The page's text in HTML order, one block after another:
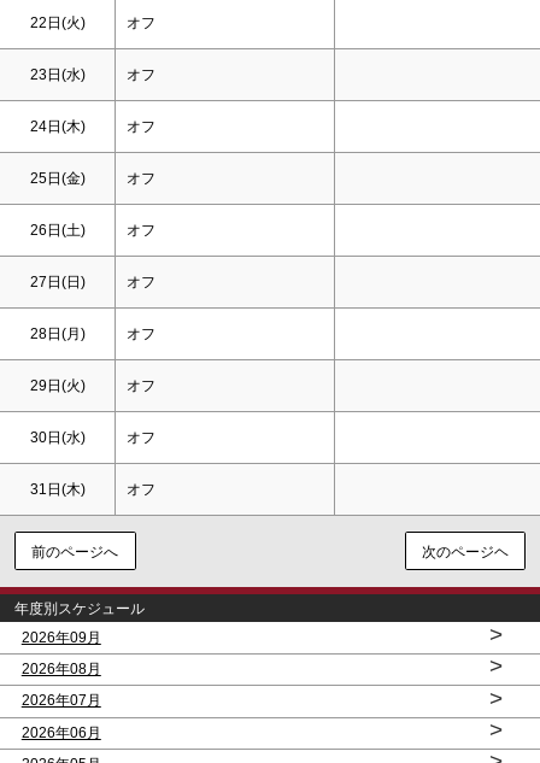
22日(火) オフ
23日(水) オフ
24日(木) オフ
25日(金) オフ
26日(土) オフ
27日(日) オフ
28日(月) オフ
29日(火) オフ
30日(水) オフ
31日(木) オフ
前のページへ 次のページヘ
年度別スケジュール
2026年09月
>
2026年08月 >
2026年07月 >
2026年06月 >